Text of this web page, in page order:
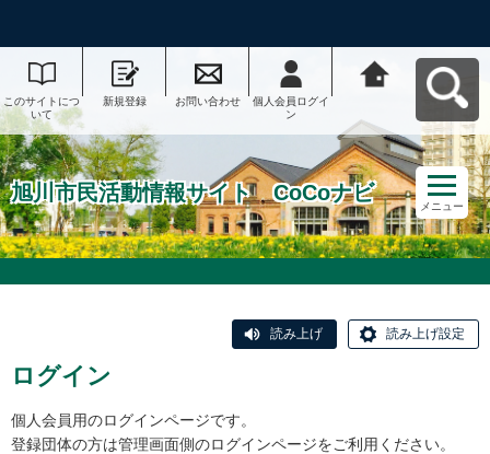
このサイトにつ
いて
新規登録 お問い合わせ
個人会員ログイ
ン
ナビへ戻る
旭川市民活動情報サイト CoCoナビ
メニュー
読み上げ 読み上げ設定
ログイン
個人会員用のログインページです。
登録団体の方は管理画面側のログインページをご利用ください。